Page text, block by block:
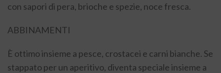
con sapori di pera, brioche e spezie, noce fresca.
ABBINAMENTI
È ottimo insieme a pesce, crostacei e carni bianche. Se
stappato per un aperitivo, diventa speciale insieme a